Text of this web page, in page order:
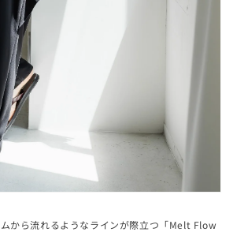
から流れるようなラインが際立つ「Melt Flow